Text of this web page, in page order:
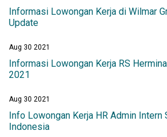
Informasi Lowongan Kerja di Wilmar
Update
Aug 30 2021
Informasi Lowongan Kerja RS
2021
Aug 30 2021
Info Lowongan Kerja HR Admin
Indonesia